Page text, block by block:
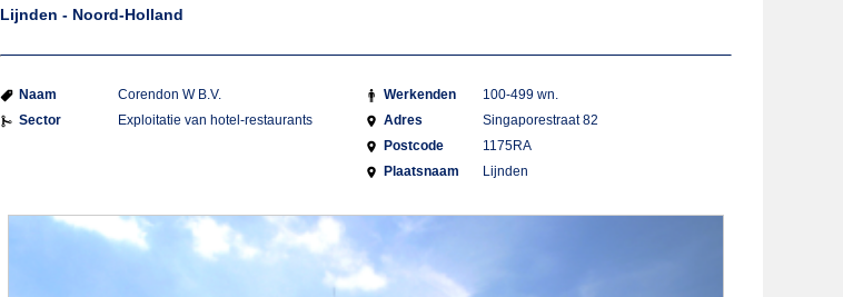
Lijnden - Noord-Holland
Naam
Corendon W B.V.
Sector
Exploitatie van hotel-restaurants
Werkenden
100-499 wn.
Adres
Singaporestraat 82
Postcode
1175RA
Plaatsnaam
Lijnden